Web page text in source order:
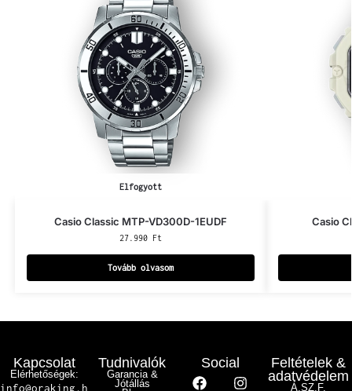
Elfogyott
Casio Classic MTP-VD300D-1EUDF
27.990 Ft
Tovább olvasom
Casio
Kapcsolat
Elérhetőségek:
info@oraking.h
Tudnivalók
Garancia &
Jótállás
Social
Feltételek &
adatvédelem
Á.SZ.F.